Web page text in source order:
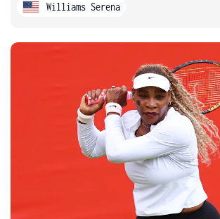
Williams Serena